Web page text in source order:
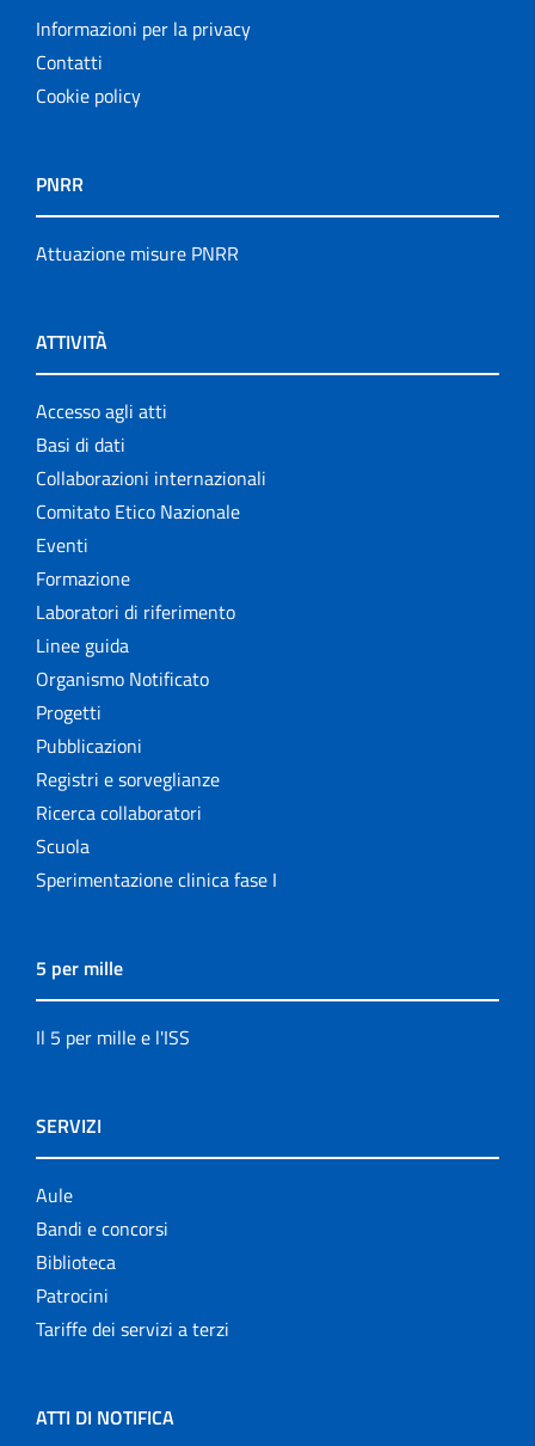
Informazioni per la privacy
Contatti
Cookie policy
PNRR
Attuazione misure PNRR
ATTIVITÀ
Accesso agli atti
Basi di dati
Collaborazioni internazionali
Comitato Etico Nazionale
Eventi
Formazione
Laboratori di riferimento
Linee guida
Organismo Notificato
Progetti
Pubblicazioni
Registri e sorveglianze
Ricerca collaboratori
Scuola
Sperimentazione clinica fase I
5 per mille
Il 5 per mille e l'ISS
SERVIZI
Aule
Bandi e concorsi
Biblioteca
Patrocini
Tariffe dei servizi a terzi
ATTI DI NOTIFICA